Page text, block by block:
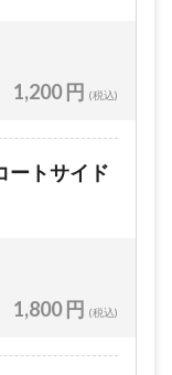
1,200 円 (税込)
ートサイド
1,800 円 (税込)